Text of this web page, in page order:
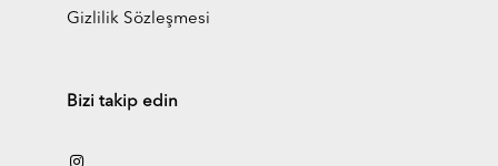
Gizlilik Sözleşmesi
Bizi takip edin